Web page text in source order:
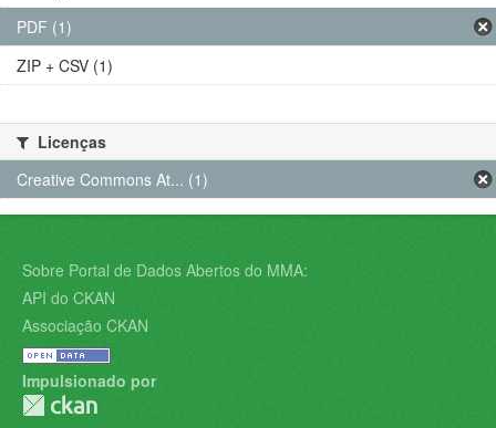
PDF (1)
ZIP + CSV (1)
Licenças
Creative Commons At... (1)
Sobre Portal de Dados Abertos do MMA:
API do CKAN
Associação CKAN
Impulsionado por